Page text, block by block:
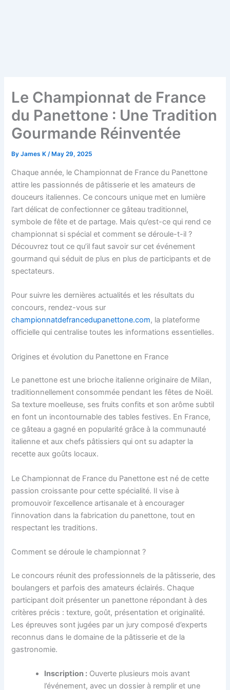
Le Championnat de France
du Panettone : Une Tradition
Gourmande Réinventée
ByJames K/ May 29, 2025
Chaque année, le Championnat de France du Panettone
attire les passionnés de pâtisserie et les amateurs de
douceurs italiennes. Ce concours unique met en lumière
l’art délicat de confectionner ce gâteau traditionnel,
symbole de fête et de partage. Mais qu’est-ce qui rend ce
championnat si spécial et comment se déroule-t-il ?
Découvrez tout ce qu’il faut savoir sur cet événement
gourmand qui séduit de plus en plus de participants et de
spectateurs.
Pour suivre les dernières actualités et les résultats du
concours, rendez-vous sur
championnatdefrancedupanettone.com, la plateforme
officielle qui centralise toutes les informations essentielles.
Origines et évolution du Panettone en France
Le panettone est une brioche italienne originaire de Milan,
traditionnellement consommée pendant les fêtes de Noël.
Sa texture moelleuse, ses fruits confits et son arôme subtil
en font un incontournable des tables festives. En France,
ce gâteau a gagné en popularité grâce à la communauté
italienne et aux chefs pâtissiers qui ont su adapter la
recette aux goûts locaux.
Le Championnat de France du Panettone est né de cette
passion croissante pour cette spécialité. Il vise à
promouvoir l’excellence artisanale et à encourager
l’innovation dans la fabrication du panettone, tout en
respectant les traditions.
Comment se déroule le championnat ?
Le concours réunit des professionnels de la pâtisserie, des
boulangers et parfois des amateurs éclairés. Chaque
participant doit présenter un panettone répondant à des
critères précis : texture, goût, présentation et originalité.
Les épreuves sont jugées par un jury composé d’experts
reconnus dans le domaine de la pâtisserie et de la
gastronomie.
Inscription : Ouverte plusieurs mois avant
l’événement, avec un dossier à remplir et une